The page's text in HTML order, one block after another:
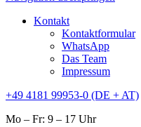
Kontakt
Kontaktformular
WhatsApp
Das Team
Impressum
+49 4181 99953-0 (DE + AT)
Mo – Fr: 9 – 17 Uhr